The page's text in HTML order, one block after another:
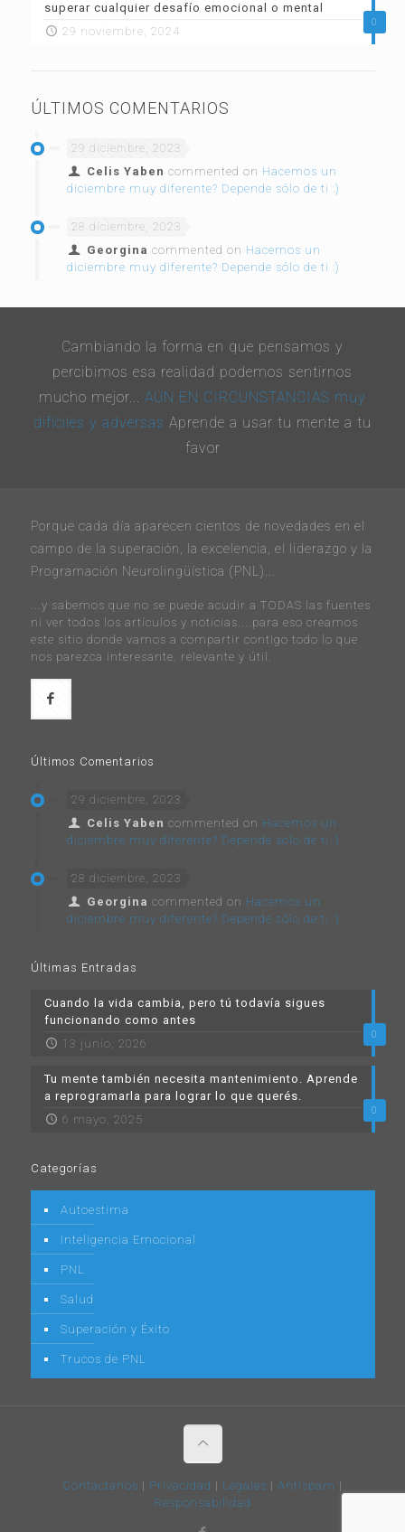
0
superar cualquier desafío emocional o mental
29 noviembre, 2024
ÚLTIMOS COMENTARIOS
29 diciembre, 2023
Celis Yaben commented on Hacemos un
diciembre muy diferente? Depende sólo de ti :)
28 diciembre, 2023
Georgina commented on Hacemos un
diciembre muy diferente? Depende sólo de ti :)
Cambiando la forma en que pensamos y
percibimos esa realidad podemos sentirnos
mucho mejor... AÚN EN CIRCUNSTANCIAS muy
difíciles y adversas Aprende a usar tu mente a tu
favor
Porque cada día aparecen cientos de novedades en el
campo de la superación, la excelencia, el liderazgo y la
Programación Neurolingüística (PNL)...
...y sabemos que no se puede acudir a TODAS las fuentes
ni ver todos los artículos y noticias....para eso creamos
este sitio donde vamos a compartir contigo todo lo que
nos parezca interesante, relevante y útil.
Últimos Comentarios
29 diciembre, 2023
Celis Yaben commented on Hacemos un
diciembre muy diferente? Depende sólo de ti :)
28 diciembre, 2023
Georgina commented on Hacemos un
diciembre muy diferente? Depende sólo de ti :)
Últimas Entradas
0
Cuando la vida cambia, pero tú todavía sigues
funcionando como antes
13 junio, 2026
0
Tu mente también necesita mantenimiento. Aprende
a reprogramarla para lograr lo que querés.
6 mayo, 2025
Categorías
Autoestima
Inteligencia Emocional
PNL
Salud
Superación y Éxito
Trucos de PNL
Contactanos | Privacidad | Legales | Antispam |
Responsabilidad